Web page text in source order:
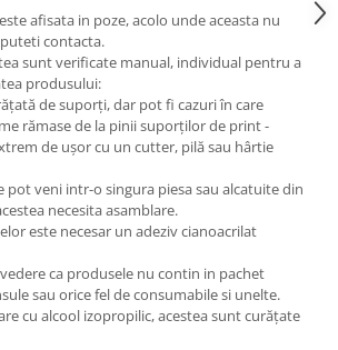
afisata in poze, acolo unde aceasta nu
contacta.
sunt verificate manual, individual pentru a
produsului:
de suporți, dar pot fi cazuri în care
rămase de la pinii suporților de print -
de ușor cu un cutter, pilă sau hârtie
pot veni intr-o singura piesa sau alcatuite din
necesita asamblare.
este necesar un adeziv cianoacrilat
ca produsele nu contin in pachet
sau orice fel de consumabile si unelte.
cu alcool izopropilic, acestea sunt curățate